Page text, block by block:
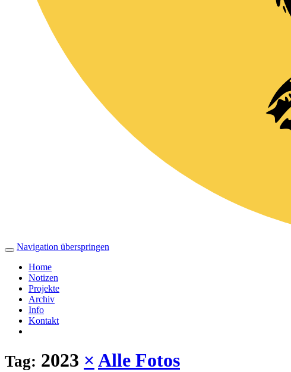
Navigation überspringen
Home
Notizen
Projekte
Archiv
Info
Kontakt
Tag: 2023 × Alle Fotos